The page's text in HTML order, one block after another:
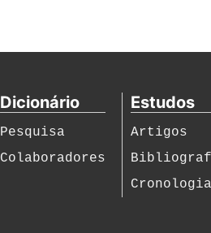
Dicionário
Pesquisa
Colaboradores
Estudos
Artigos